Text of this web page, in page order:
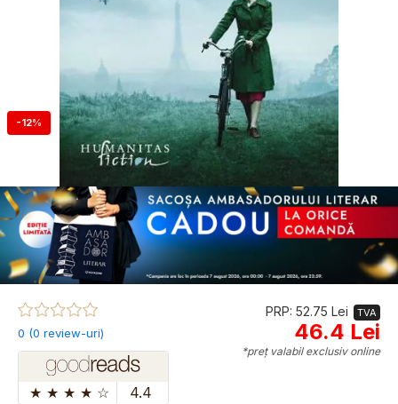
-12%
0 (0 review-uri)
★ ★ ★ ★ ☆ 4.4
PRP: 52.75 Lei TVA
46.4 Lei
*preț valabil exclusiv online